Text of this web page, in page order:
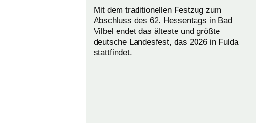
Mit dem traditionellen Festzug zum
Abschluss des 62. Hessentags in Bad
Vilbel endet das älteste und größte
deutsche Landesfest, das 2026 in Fulda
stattfindet.